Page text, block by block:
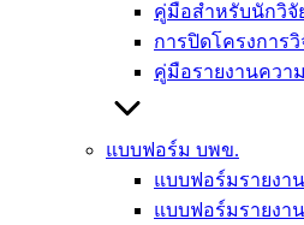
คู่มือสำหรับนักวิจั
การปิดโครงการ
คู่มือรายงานควา
แบบฟอร์ม บพข.
แบบฟอร์มรายงา
แบบฟอร์มรายง